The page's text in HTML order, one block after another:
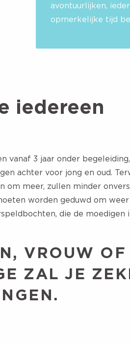
avontuurlijken,
opmerkelijke tijd
iedereen
vanaf 3 jaar onder
achter voor jong en oud.
om meer, zullen minder
worden geduwd om
die de moedigen
VROUW OF
ZAL JE